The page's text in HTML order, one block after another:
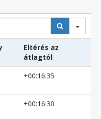
Eltérés az
átlagtól
+00:16:35
+00:16:30